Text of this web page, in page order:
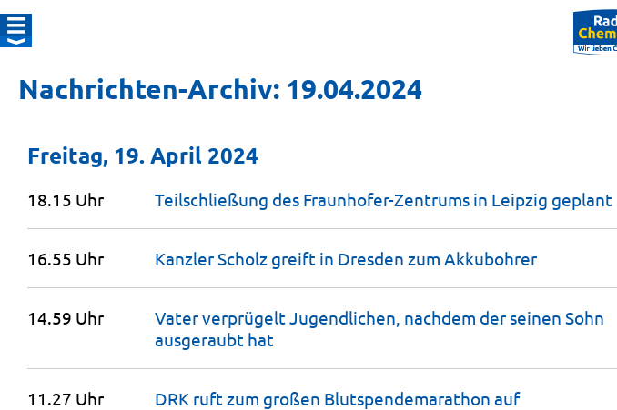
Nachrichten-Archiv: 19.04.2024
Freitag, 19. April 2024
18.15 Uhr Teilschließung des Fraunhofer-Zentrums in Leipzig geplant
16.55 Uhr Kanzler Scholz greift in Dresden zum Akkubohrer
14.59 Uhr
Vater verprügelt Jugendlichen, nachdem der seinen Sohn
ausgeraubt hat
11.27 Uhr DRK ruft zum großen Blutspendemarathon auf